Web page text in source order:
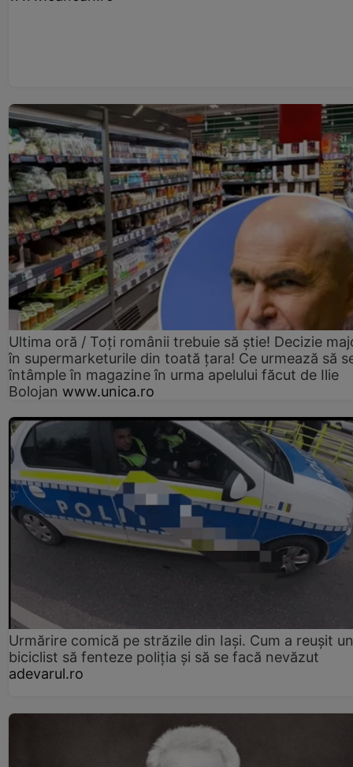
Ultima oră / Toți românii trebuie să știe! Decizie
în supermarketurile din toată țara! Ce urmează să
întâmple în magazine în urma apelului făcut de Ilie
Bolojan www.unica.ro
Urmărire comică pe străzile din Iași. Cum a reușit un
biciclist să fenteze poliția și să se facă nevăzut
adevarul.ro